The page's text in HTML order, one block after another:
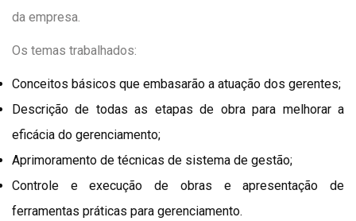
da empresa.
Os temas trabalhados:
Conceitos básicos que embasarão a atuação dos gerentes;
Descrição de todas as etapas de obra para melhorar a
eficácia do gerenciamento;
Aprimoramento de técnicas de sistema de gestão;
Controle e execução de obras e apresentação de
ferramentas práticas para gerenciamento.